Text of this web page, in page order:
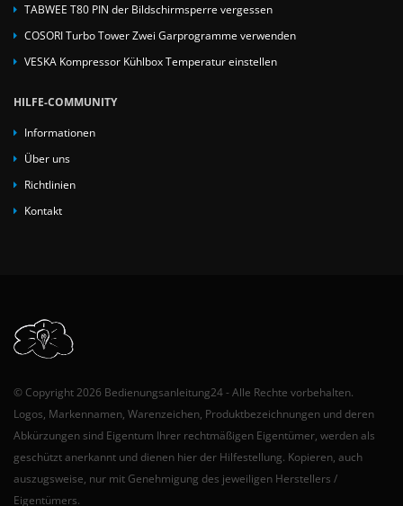
TABWEE T80 PIN der Bildschirmsperre vergessen
COSORI Turbo Tower Zwei Garprogramme verwenden
VESKA Kompressor Kühlbox Temperatur einstellen
HILFE-COMMUNITY
Informationen
Über uns
Richtlinien
Kontakt
© Copyright 2026 Bedienungsanleitung24 - Alle Rechte vorbehalten.
Logos, Markennamen, Warenzeichen, Produktbezeichnungen und deren
Abkürzungen sind Eigentum Ihrer rechtmäßigen Eigentümer, werden als
geschützt anerkannt und dienen hier der Hilfestellung. Kopieren, auch
auszugsweise, nur mit Genehmigung des jeweiligen Herstellers /
Eigentümers.